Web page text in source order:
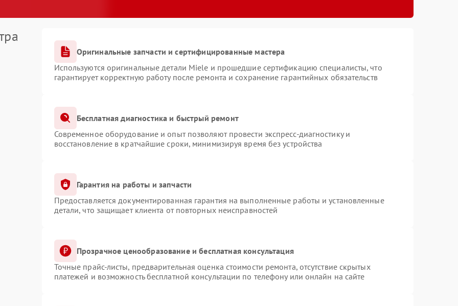
Оригинальные запчасти и сертифицированные мастера
Используются оригинальные детали Miele и прошедшие сертификацию специалисты, что
гарантирует корректную работу после ремонта и сохранение гарантийных обязательств
Бесплатная диагностика и быстрый ремонт
Современное оборудование и опыт позволяют провести экспресс-диагностику и
восстановление в кратчайшие сроки, минимизируя время без устройства
Гарантия на работы и запчасти
Предоставляется документированная гарантия на выполненные работы и установленные
детали, что защищает клиента от повторных неисправностей
Прозрачное ценообразование и бесплатная консультация
Точные прайс-листы, предварительная оценка стоимости ремонта, отсутствие скрытых
платежей и возможность бесплатной консультации по телефону или онлайн на сайте